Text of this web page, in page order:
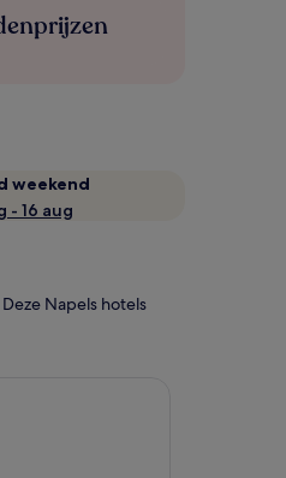
weekend
- 16 aug
Napels hotels